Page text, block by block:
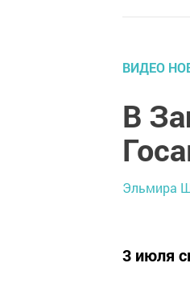
ВИДЕО
В
Эльмира
3 июля